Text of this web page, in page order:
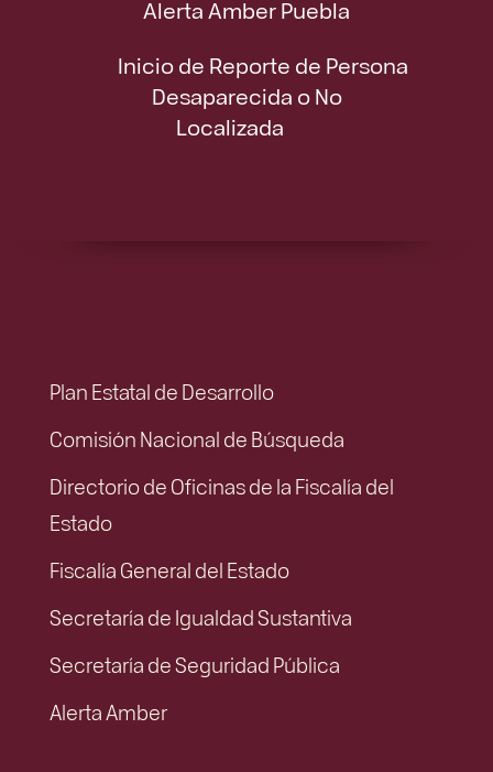
Alerta Amber Puebla
Inicio de Reporte de Persona
Desaparecida o No
Localizada
Plan Estatal de Desarrollo
Comisión Nacional de Búsqueda
Directorio de Oficinas de la Fiscalía del
Estado
Fiscalía General del Estado
Secretaría de Igualdad Sustantiva
Secretaría de Seguridad Pública
Alerta Amber